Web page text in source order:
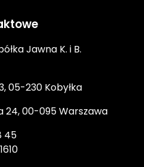
Jawna K. i B.
05-230 Kobyłka
24, 00-095 Warszawa
45